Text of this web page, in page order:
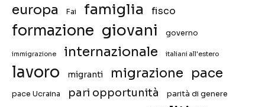
europa Fai famiglia fisco
formazione giovani governo
immigrazione internazionale italiani all'estero
lavoro migranti migrazione pace
pace Ucraina pari opportunità parità di genere